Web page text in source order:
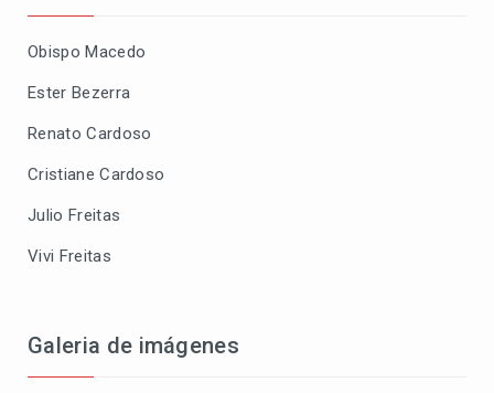
Obispo Macedo
Ester Bezerra
Renato Cardoso
Cristiane Cardoso
Julio Freitas
Vivi Freitas
Galeria de imágenes